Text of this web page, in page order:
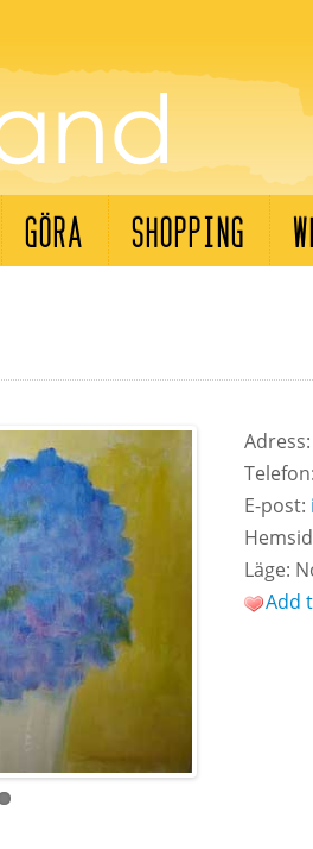
GÖRA SHOPPING
E-post:
Läge:
Add